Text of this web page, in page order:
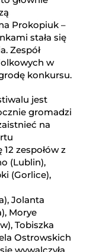
Prokopiuk –
stała się
Zespół
w
konkursu.
jest
gromadzi
na
zespołów z
(Lublin),
(Gorlice),
Jolanta
Morye
Tobiszka
Ostrowskich